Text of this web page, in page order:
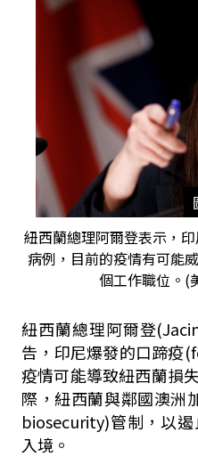
紐西蘭總理阿爾登表示，
病例，目前的疫情有可能
個工作職位。(
紐西蘭總理阿爾登
告，印尼爆發的口蹄疫
疫情可能導致紐西蘭損
際，紐西蘭與鄰國澳洲
biosecurity)管制，以
入境。